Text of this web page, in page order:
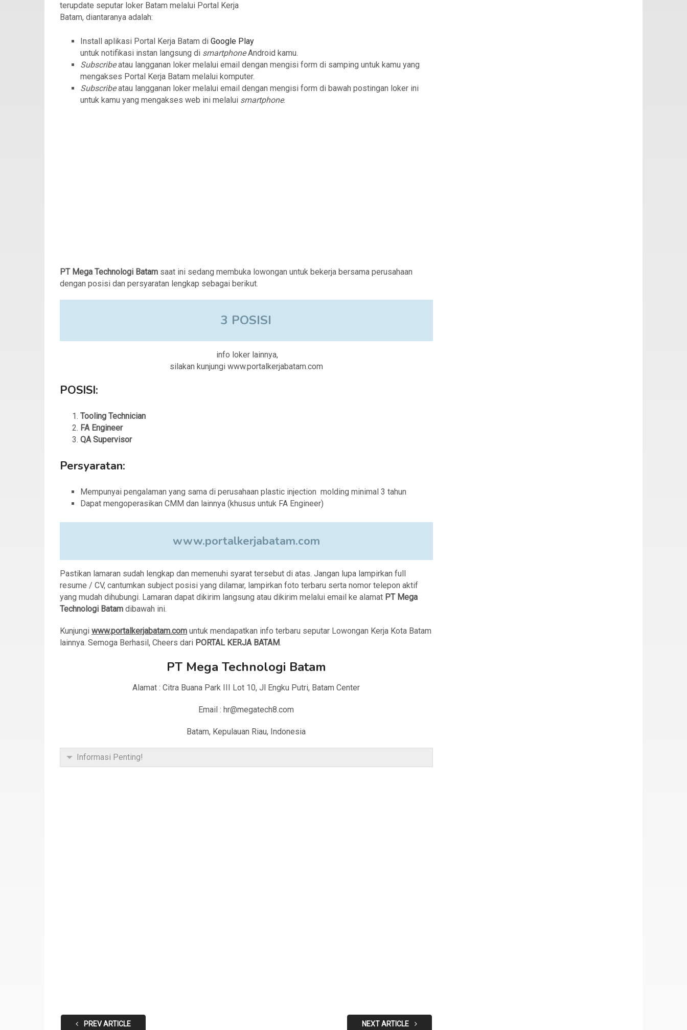
terupdate seputar loker Batam melalui Portal Kerja
Batam, diantaranya adalah:
Install aplikasi Portal Kerja Batam di Google Play
untuk notifikasi instan langsung di smartphoneAndroid kamu.
Subscribeatau langganan loker melalui email dengan mengisi form di samping untuk kamu yang
mengakses Portal Kerja Batam melalui komputer.
Subscribeatau langganan loker melalui email dengan mengisi form di bawah postingan loker ini
untuk kamu yang mengakses web ini melalui smartphone.
PT Mega Technologi Batam saat ini sedang membuka lowongan untuk bekerja bersama perusahaan
dengan posisi dan persyaratan lengkap sebagai berikut.
3 POSISI
info loker lainnya,
silakan kunjungi www.portalkerjabatam.com
POSISI:
Tooling Technician
FA Engineer
QA Supervisor
Persyaratan:
Mempunyai pengalaman yang sama di perusahaan plastic injection molding minimal 3 tahun
Dapat mengoperasikan CMM dan lainnya (khusus untuk FA Engineer)
www.portalkerjabatam.com
Pastikan lamaran sudah lengkap dan memenuhi syarat tersebut di atas. Jangan lupa lampirkan full
resume / CV, cantumkan subject posisi yang dilamar, lampirkan foto terbaru serta nomor telepon aktif
yang mudah dihubungi. Lamaran dapat dikirim langsung atau dikirim melalui email ke alamat PT Mega
Technologi Batam dibawah ini.
Kunjungi www.portalkerjabatam.com untuk mendapatkan info terbaru seputar Lowongan Kerja Kota Batam
lainnya. Semoga Berhasil, Cheers dari PORTAL KERJA BATAM.
PT Mega Technologi Batam
Alamat : Citra Buana Park III Lot 10, Jl Engku Putri, Batam Center
Email : hr@megatech8.com
Batam, Kepulauan Riau, Indonesia
Informasi Penting!
PREV ARTICLE NEXT ARTICLE